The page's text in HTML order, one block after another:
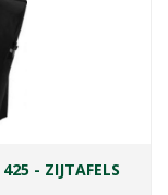
- ZIJTAFELS